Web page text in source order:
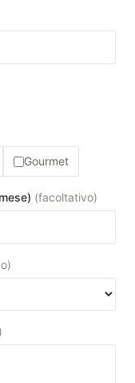
Gourmet
(facoltativo)
)
)